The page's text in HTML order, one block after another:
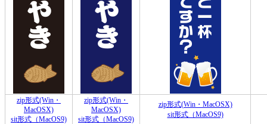
zip形式(Win・
MacOSX)
sit形式（MacOS9)
zip形式(Win・
MacOSX)
sit形式（MacOS9)
zip形式(Win・MacOSX)
sit形式（MacOS9)